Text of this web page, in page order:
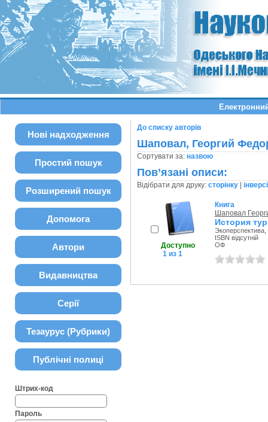
Нові надходження
Простий пошук
Розширений пошук
Допомога
Автори
Видавництва
Серії
Тезаурус (Рубрики)
Публічні полиці
Штрих-код
Пароль
До списку авторів
Шаповал, Георгий
Сортувати за: назвою
Пов’язані описи:
Відібрати для друку: сторінку|
Доступно
1 из 1
Книга
Шаповал
История
Экоперспектива,
ISBN відсутній
ОФ